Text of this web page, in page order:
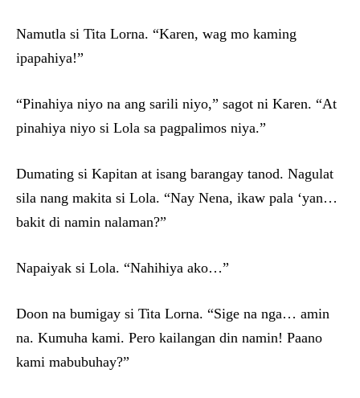
Namutla si Tita Lorna. “Karen, wag mo kaming
ipapahiya!”
“Pinahiya niyo na ang sarili niyo,” sagot ni Karen. “At
pinahiya niyo si Lola sa pagpalimos niya.”
Dumating si Kapitan at isang barangay tanod. Nagulat
sila nang makita si Lola. “Nay Nena, ikaw pala ‘yan…
bakit di namin nalaman?”
Napaiyak si Lola. “Nahihiya ako…”
Doon na bumigay si Tita Lorna. “Sige na nga… amin
na. Kumuha kami. Pero kailangan din namin! Paano
kami mabubuhay?”